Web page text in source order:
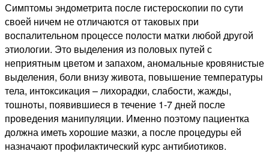
Симптомы эндометрита после гистероскопии по сути
своей ничем не отличаются от таковых при
воспалительном процессе полости матки любой другой
этиологии. Это выделения из половых путей с
неприятным цветом и запахом, аномальные кровянистые
выделения, боли внизу живота, повышение температуры
тела, интоксикация – лихорадки, слабости, жажды,
тошноты, появившиеся в течение 1-7 дней после
проведения манипуляции. Именно поэтому пациентка
должна иметь хорошие мазки, а после процедуры ей
назначают профилактический курс антибиотиков.